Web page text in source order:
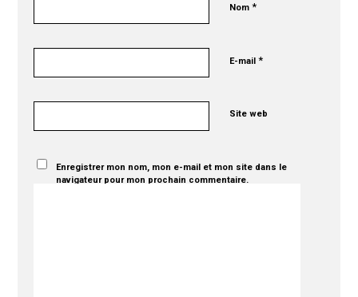
Nom*
E-mail*
Site web
Enregistrer mon nom, mon e-mail et mon site dans le
navigateur pour mon prochain commentaire.